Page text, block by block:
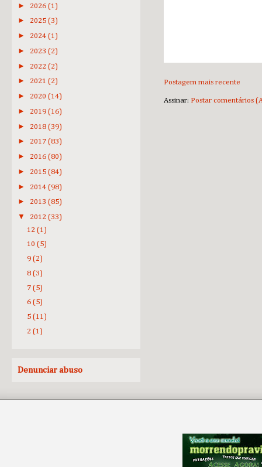
Postagem mais recente
Assinar: Postar comentários
► 2026 (1)
► 2025 (3)
► 2024 (1)
► 2023 (2)
► 2022 (2)
► 2021 (2)
► 2020 (14)
► 2019 (16)
► 2018 (39)
► 2017 (83)
► 2016 (80)
► 2015 (84)
► 2014 (98)
► 2013 (85)
▼ 2012 (33)
12 (1)
10 (5)
9 (2)
8 (3)
7 (5)
6 (5)
5 (11)
2 (1)
Denunciar abuso